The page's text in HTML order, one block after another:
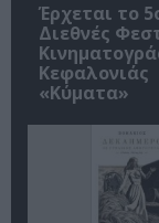
Έρχεται το
Διεθνές
Κεφαλονιάς
«Κύματα»